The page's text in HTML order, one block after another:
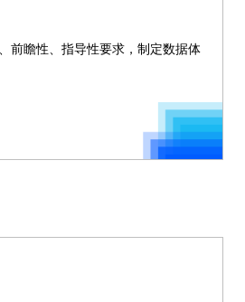
前瞻性、指导性要求，制定数据体